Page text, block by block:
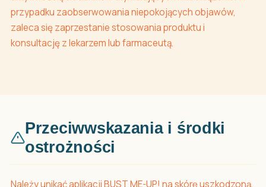
przypadku zaobserwowania niepokojących objawów,
zaleca się zaprzestanie stosowania produktu i
konsultację z lekarzem lub farmaceutą.
Przeciwwskazania i środki
ostrożności
Należy unikać aplikacji BUST ME-UP! na skórę uszkodzoną,